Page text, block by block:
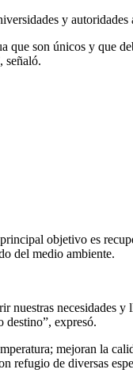
y autoridades
son únicos y que
señaló.
objetivo es
del medio ambiente.
necesidades
destino”, expresó.
mejoran la
refugio de diversas